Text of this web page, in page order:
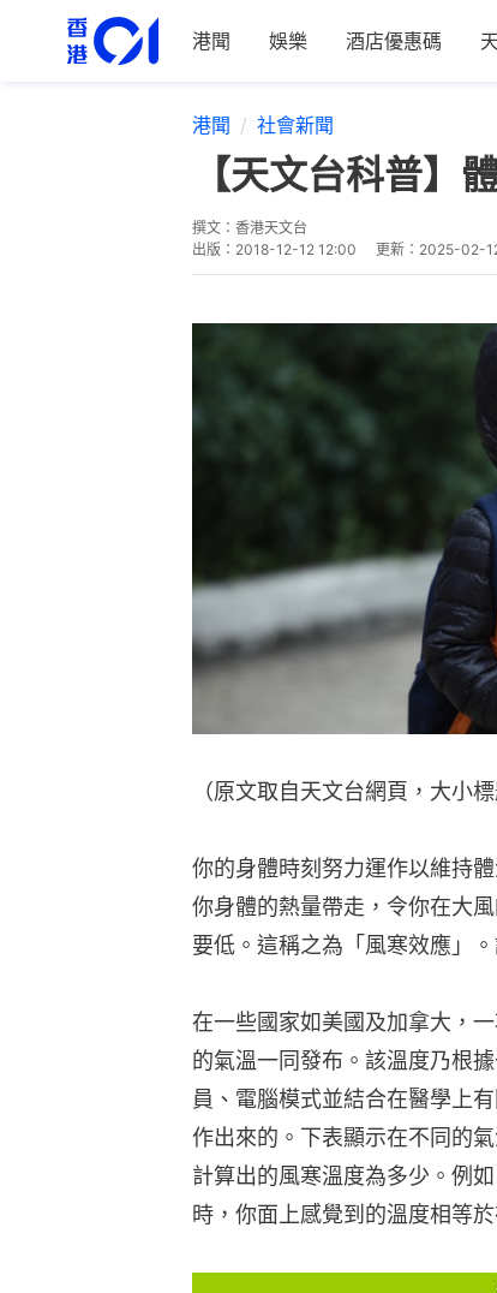
港聞 娛樂 酒店優惠碼
港聞 社會新聞
【天文台科普】
撰文： 香港天文台
出版： 2018-12-12 12:00 更新： 2025-02-
（原文取自天文台網頁，大小
你的身體時刻努力運作以維持
你身體的熱量帶走，令你在大
要低。這稱之為「風寒效應」
在一些國家如美國及加拿大，
的氣溫一同發布。該溫度乃根
員、電腦模式並結合在醫學上
作出來的。下表顯示在不同的
計算出的風寒溫度為多少。例
時，你面上感覺到的溫度相等